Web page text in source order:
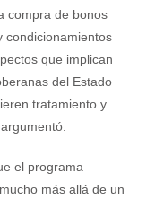
compra de bonos
condicionamientos
que implican
del Estado
tratamiento y
el programa
más allá de un